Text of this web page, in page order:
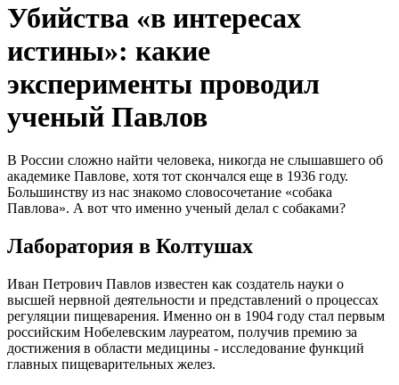
Убийства «в интересах
истины»: какие
эксперименты проводил
ученый Павлов
В России сложно найти человека, никогда не слышавшего об
академике Павлове, хотя тот скончался еще в 1936 году.
Большинству из нас знакомо словосочетание «собака
Павлова». А вот что именно ученый делал с собаками?
Лаборатория в Колтушах
Иван Петрович Павлов известен как создатель науки о
высшей нервной деятельности и представлений о процессах
регуляции пищеварения. Именно он в 1904 году стал первым
российским Нобелевским лауреатом, получив премию за
достижения в области медицины - исследование функций
главных пищеварительных желез.